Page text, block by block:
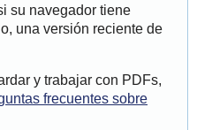
su navegador tiene
una versión reciente de
y trabajar con PDFs,
frecuentes sobre